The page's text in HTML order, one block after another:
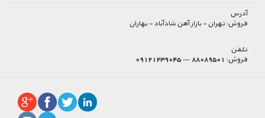
آدرس
فروش:تهران - بازار آهن شادآباد - بهاران
تلفن
فروش: 88089501 --- 09121239045